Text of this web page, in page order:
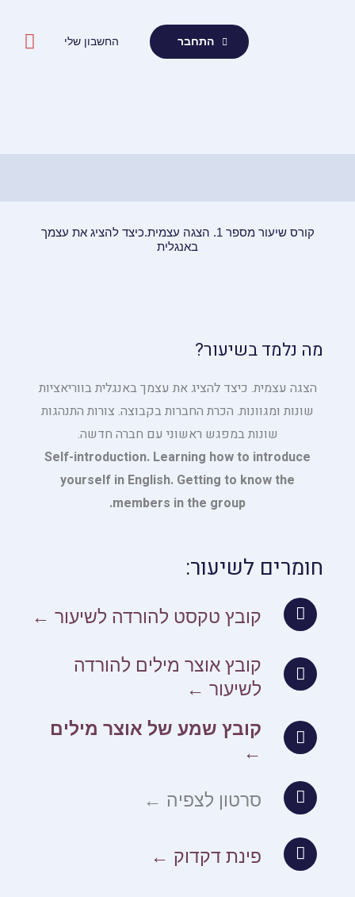
התחבר
החשבון שלי
קורס שיעור מספר 1. הצגה עצמית.כיצד להציג את עצמך
באנגלית
מה נלמד בשיעור?
הצגה עצמית. כיצד להציג את עצמך באנגלית בווריאציות
שונות ומגוונות. הכרת החברות בקבוצה. צורות התנהגות
שונות במפגש ראשוני עם חברה חדשה.
Self-introduction. Learning how to introduce
yourself in English. Getting to know the
members in the group.
חומרים לשיעור:
קובץ טקסט להורדה לשיעור ←
קובץ אוצר מילים להורדה
לשיעור ←
קובץ שמע של אוצר מילים
←
סרטון לצפיה ←
פינת דקדוק ←